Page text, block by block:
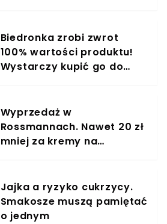
Biedronka zrobi zwrot
100% wartości produktu!
Wystarczy kupić go do
Wyprzedaż w
Rossmannach. Nawet 20 zł
mniej za kremy na
Jajka a ryzyko cukrzycy.
Smakosze muszą pamiętać
o jednym